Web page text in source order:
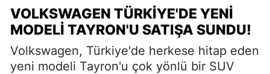
VOLKSWAGEN TÜRKIYE'DE YENI
MODELI TAYRON'U SATIŞA SUNDU!
Volkswagen, Türkiye'de herkese hitap eden
yeni modeli Tayron'u çok yönlü bir SUV